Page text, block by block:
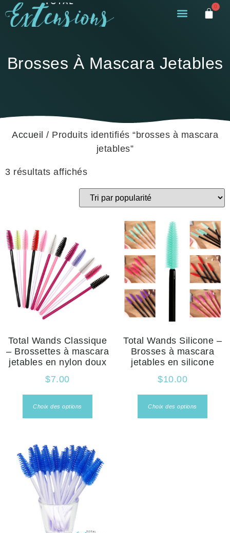
0
Brosses À Mascara Jetables
Accueil / Produits identifiés “brosses à mascara
jetables”
3 résultats affichés
Total Wands Classique
– Brossettes à mascara
jetables en nylon doux
$7.00
Choix des options
Total Wands Silicone –
Brosses à mascara
jetables en silicone
$10.00
Choix des options